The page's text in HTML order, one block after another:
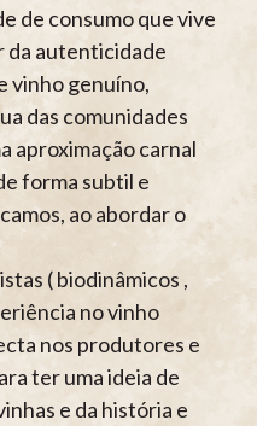
de consumo que vive
da autenticidade
vinho genuíno,
das comunidades
aproximação carnal
forma subtil e
ao abordar o
( biodinâmicos ,
no vinho
nos produtores e
ter uma ideia de
e da história e